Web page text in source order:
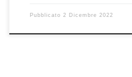
Pubblicato 2 Dicembre 2022